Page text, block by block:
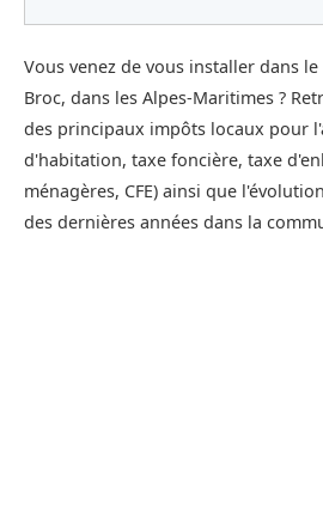
Vous venez de vous installer dans
Broc, dans les Alpes-Maritimes ?
des principaux impôts locaux pour
d'habitation, taxe foncière, taxe
ménagères, CFE) ainsi que
des dernières années dans la